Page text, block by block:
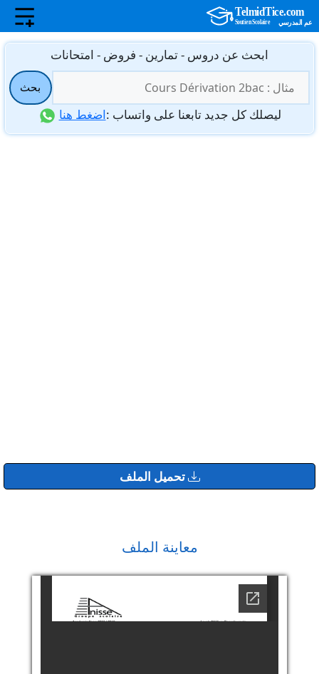
انتقل
المحتوى
ابحث عن دروس - تمارين - فروض - امتحانات
عن:
بحث
ليصلك كل جديد تابعنا على واتساب :اضغط هنا
تحميل الملف
معاينة الملف